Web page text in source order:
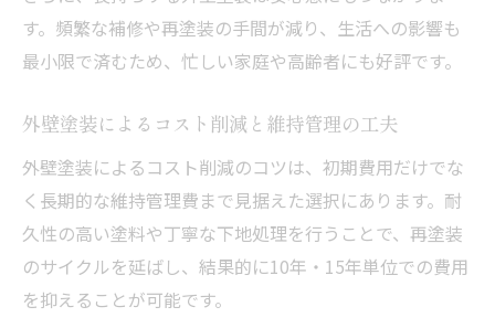
す。頻繁な補修や再塗装の手間が減り、生活への影響も
最小限で済むため、忙しい家庭や高齢者にも好評です。
外壁塗装によるコスト削減と維持管理の工夫
外壁塗装によるコスト削減のコツは、初期費用だけでな
く長期的な維持管理費まで見据えた選択にあります。耐
久性の高い塗料や丁寧な下地処理を行うことで、再塗装
のサイクルを延ばし、結果的に10年・15年単位での費用
を抑えることが可能です。